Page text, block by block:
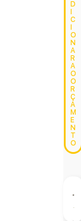
D
C
O
N
A
R
A
O
O
R
Ç
A
M
E
N
T
O